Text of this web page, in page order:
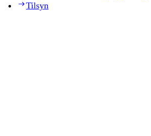
Tilsyn